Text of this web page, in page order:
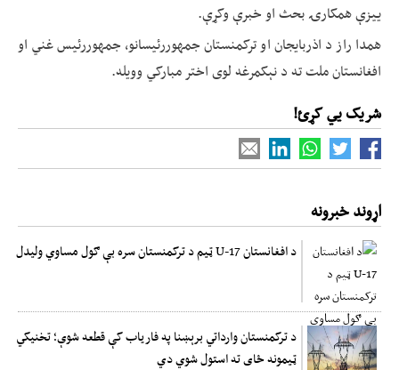
ییزې همکارۍ بحث او خبرې وکړې.
همدا راز د اذربایجان او ترکمنستان جمهوررئیسانو، جمهوررئیس غني او
افغانستان ملت ته د نېکمرغه لوی اختر مبارکي وویله.
شریک یي کړئ!
اړوند خبرونه
د افغانستان U-17 ټیم د ترکمنستان سره بې ګول مساوي وليدل
د ترکمنستان وارداتي برېښنا په فارياب کې قطعه شوې؛ تخنيکي
ټيمونه ځای ته استول شوي دي